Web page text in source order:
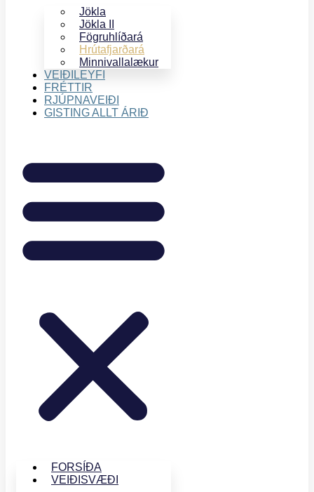
Jökla
Jökla II
Fögruhlíðará
Hrútafjarðará
Minnivallalækur
VEIÐILEYFI
FRÉTTIR
RJÚPNAVEIÐI
GISTING ALLT ÁRIÐ
FORSÍÐA
VEIÐISVÆÐI